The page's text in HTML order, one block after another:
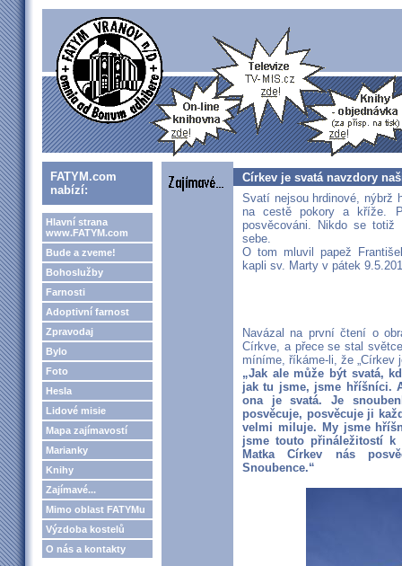
FATYM.com
nabízí:
Hlavní strana
www.FATYM.com
Bude a zveme!
Bohoslužby
Farnosti
Adoptivní farnost
Zpravodaj
Bylo
Foto
Hesla
Lidové misie
Mapa zajímavostí
Marianky
Knihy
Zajímavé...
Mimo oblast FATYMu
Výzdoba kostelů
O nás a kontakty
Církev je svatá navzdory
Svatí nejsou hrdinové, nýbrž
na cestě pokory a kříže.
posvěcováni. Nikdo se
sebe.
O tom mluvil papež
kapli sv. Marty v pátek
Navázal na první čtení o
Církve, a přece se stal
míníme, říkáme-li, že „Církev
„Jak ale může být svatá,
jak tu jsme, jsme hříšníci.
ona je svatá. Je
posvěcuje, posvěcuje ji
velmi miluje. My jsme
jsme touto přináležitostí k
Matka Církev nás
Snoubence.“